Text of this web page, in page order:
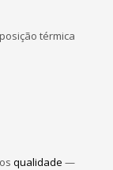
térmica
qualidade —